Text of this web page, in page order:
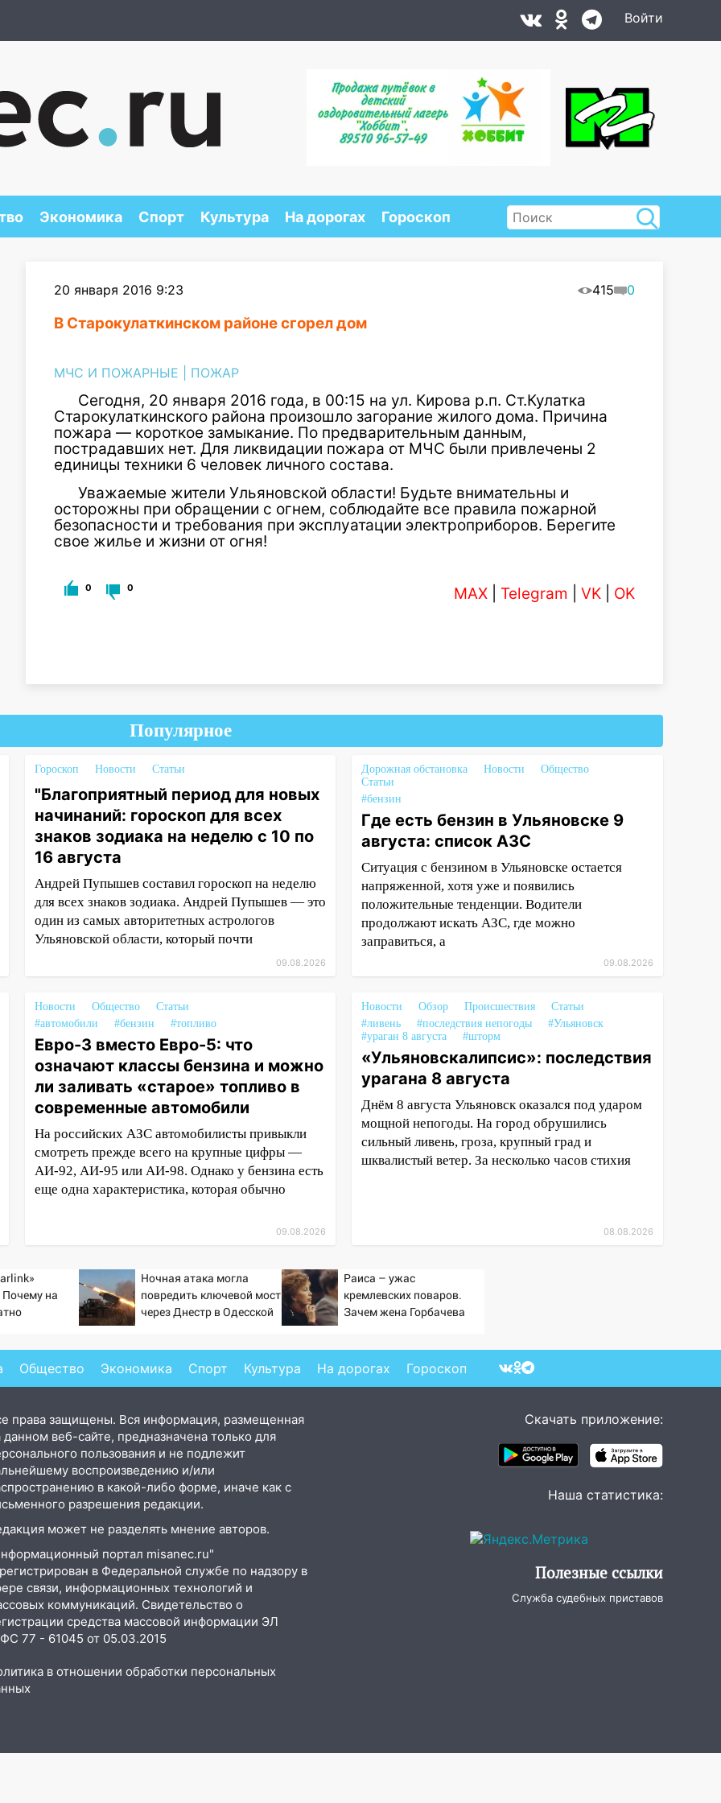
Войти
Экономика Спорт Культура На дорогах Гороскоп
20 января 2016 9:23 415 0
В Старокулаткинском районе сгорел дом
МЧС И ПОЖАРНЫЕ ПОЖАР
Сегодня, 20 января 2016 года, в 00:15 на ул. Кирова р.п. Ст.Кулатка
Старокулаткинского района произошло загорание жилого дома. Причина
пожара — короткое замыкание. По предварительным данным,
пострадавших нет. Для ликвидации пожара от МЧС были привлечены 2
единицы техники 6 человек личного состава.
Уважаемые жители Ульяновской области! Будьте внимательны и
осторожны при обращении с огнем, соблюдайте все правила пожарной
безопасности и требования при эксплуатации электроприборов. Берегите
свое жилье и жизни от огня!
0 0 MAX Telegram VK OK
Популярное
Гороскоп Новости Статьи
"Благоприятный период для новых
начинаний: гороскоп для всех
знаков зодиака на неделю с 10 по
16 августа
Андрей Пупышев составил гороскоп на неделю
для всех знаков зодиака. Андрей Пупышев — это
один из самых авторитетных астрологов
Ульяновской области, который почти
09.08.2026
Дорожная обстановка Новости
Общество
Статьи
#бензин
Где есть бензин в Ульяновске 9
августа: список АЗС
Ситуация с бензином в Ульяновске остается
напряженной, хотя уже и появились
положительные тенденции. Водители
продолжают искать АЗС, где можно
заправиться, а
09.08.2026
Новости Общество
Статьи
#автомобили
#бензин #топливо
Евро-3 вместо Евро-5: что
означают классы бензина и можно
ли заливать «старое» топливо в
современные автомобили
На российских АЗС автомобилисты привыкли
смотреть прежде всего на крупные цифры —
АИ-92, АИ-95 или АИ-98. Однако у бензина есть
еще одна характеристика, которая обычно
09.08.2026
Новости Обзор Происшествия
Статьи
#ливень
#последствия непогоды
#Ульяновск
#ураган 8 августа
#шторм
«Ульяновскалипсис»: последствия
урагана 8 августа
Днём 8 августа Ульяновск оказался под ударом
мощной непогоды. На город обрушились
сильный ливень, гроза, крупный град и
шквалистый ветер. За несколько часов стихия
08.08.2026
Почему на
Ночная атака могла
повредить ключевой мост
через Днестр в Одесской
Раиса – ужас
кремлевских поваров.
Зачем жена Горбачева
Общество Экономика Спорт Культура На дорогах Гороскоп
права защищены. Вся информация, размещенная
данном веб-сайте, предназначена только для
пользования и не подлежит
воспроизведению и/или
в какой-либо форме, иначе как с
разрешения редакции.
может не разделять мнение авторов.
портал misanec.ru"
в Федеральной службе по надзору в
связи, информационных технологий и
коммуникаций. Свидетельство о
средства массовой информации ЭЛ
77 - 61045 от 05.03.2015
в отношении обработки персональных
Скачать приложение:
Наша статистика:
Полезные ссылки
Служба судебных приставов